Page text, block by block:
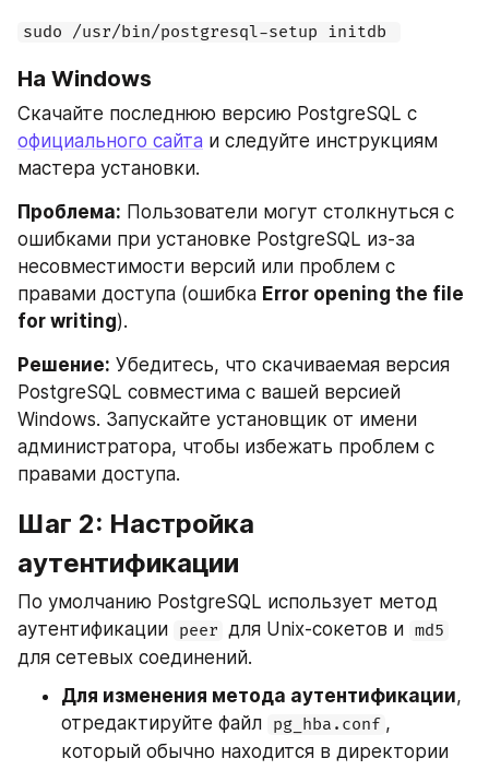
sudo /usr/bin/postgresql-setup initdb
На Windows
официального сайта и следуйте инструкциям
мастера установки.
Проблема: Пользователи могут столкнуться с
ошибками при установке PostgreSQL из-за
несовместимости версий или проблем с
правами доступа (ошибка Error opening the file
for writing).
Решение: Убедитесь, что скачиваемая версия
PostgreSQL совместима с вашей версией
Windows. Запускайте установщик от имени
администратора, чтобы избежать проблем с
правами доступа.
Шаг 2: Настройка
аутентификации
По умолчанию PostgreSQL использует метод
аутентификации peer для Unix-сокетов и md5
для сетевых соединений.
Для изменения метода аутентификации,
отредактируйте файл pg_hba.conf ,